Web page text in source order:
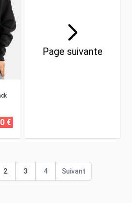
€
Page suivante
lisez actuellement la page
Page
2
Page
3
Page
4
Page
Suivant